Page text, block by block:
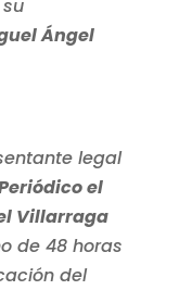
Ángel
legal
el
Villarraga
de 48 horas
del